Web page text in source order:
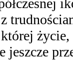
jeszcze